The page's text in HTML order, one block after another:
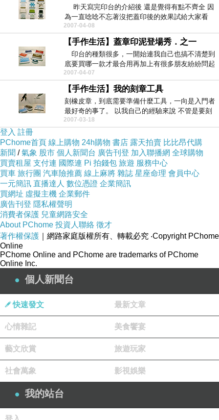
昨天寫完印台的介紹後 還是覺得有點不齊全 因
為一直唸唸不忘著沒把蓋印後的效果試給大家看
...
2007-04-08
【手作生活】蓋章印泥登場秀．之一
印台的種類很多，一開始連我自己也搞不清楚到
底要買哪一款才最合用再加上有很多朋友紛紛問起
關於印台的事...
2007-04-07
【手作生活】我的刻章工具
刻橡皮章，到底需要準備什麼工具，一向是入門者
最好奇的事了。 以我自己的經驗來說 不管是要刻
多...
2007-03-18
登入 註冊
PChome首頁 線上購物 24h購物 書店 露天拍賣 比比昂代購
新聞 /氣象 股市 個人新聞台 廣告刊登 加入聯播網 全球購物
買賣租屋 支付連 國際連 Pi 拍錢包 旅遊 服務中心
買車 旅行團 汽車險推薦 線上麻將 雜誌 星座命理 會員中心
一元簡訊 直播達人 數位憑證 企業簡訊
買網址 虛擬主機 企業郵件
廣告刊登 隱私權聲明
消費者保護 兒童網路安全
About PChome 投資人聯絡 徵才
著作權保護 ｜網路家庭版權所有、轉載必究 ‧Copyright PChome
Online
PChome Online and PChome are trademarks of PChome
Online Inc.
個人新聞台
快速發文 最新文章
心情雜記 美食饗宴
藝文欣賞 旅遊玩家
社會萬象 影視娛樂
我的站台